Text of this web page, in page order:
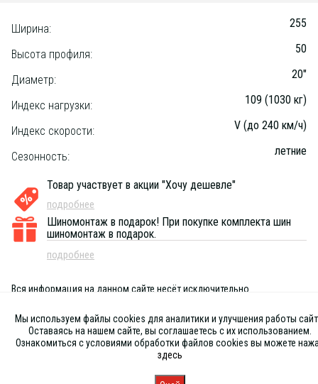
Ширина: 255
Высота профиля: 50
Диаметр: 20"
Индекс нагрузки: 109 (1030 кг)
Индекс скорости: V (до 240 км/ч)
Сезонность: летние
Товар участвует в акции "Хочу дешевле"
подробнее
Шиномонтаж в подарок! При покупке комплекта шин
шиномонтаж в подарок.
подробнее
Вся информация на данном сайте несёт исключительно
публичной офертой, определяемой положениями Статьи 437 (2) ГК
РФ
Мы используем файлы cookies для аналитики и улучшения работы
Оставаясь на нашем сайте, вы соглашаетесь с их использованием.
Ознакомиться с условиями обработки файлов cookies вы можете
здесь